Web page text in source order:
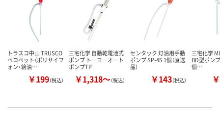
トラスコ中山 TRUSCO
ペコペット（ポリサイフ
ォン・給油…
￥199（税込）
三宅化学 自動乾電池式
ポンプ トーヨーオート
ポンプTP
￥1,318～（税込）
センタック 灯油用手動
ポンプ SP-4S 1個（直送
品）
￥143（税込）
三宅化学
BD型ポン
個…